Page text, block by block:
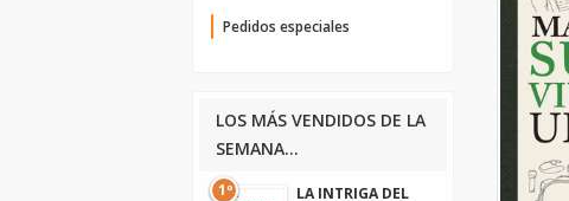
Pedidos especiales
LOS MÁS VENDIDOS DE LA
SEMANA...
1º
LA INTRIGA DEL